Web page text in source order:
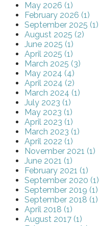
May 2026 (1)
February 2026 (1)
September 2025 (1)
August 2025 (2)
June 2025 (1)
April 2025 (1)
March 2025 (3)
May 2024 (4)
April 2024 (2)
March 2024 (1)
July 2023 (1)
May 2023 (1)
April 2023 (1)
March 2023 (1)
April 2022 (1)
November 2021 (1)
June 2021 (1)
February 2021 (1)
September 2020 (1)
September 2019 (1)
September 2018 (1)
April 2018 (1)
August 2017 (1)